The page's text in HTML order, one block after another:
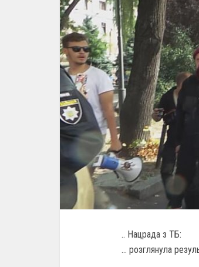
.. Нацрада з ТБ:
… розглянула